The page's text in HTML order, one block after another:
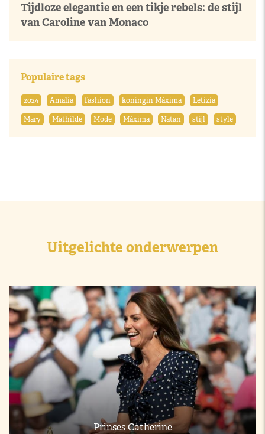
Tijdloze elegantie en een tikje rebels: de stijl
van Caroline van Monaco
Populaire tags
2024 Amalia fashion koningin Máxima
Letizia
Mary
Mathilde Mode Máxima Natan stijl style
Uitgelichte onderwerpen
Prinses Catherine